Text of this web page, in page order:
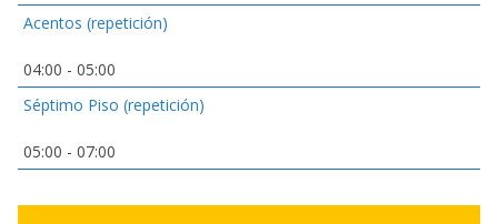
Acentos (repetición)
04:00 - 05:00
Séptimo Piso (repetición)
05:00 - 07:00